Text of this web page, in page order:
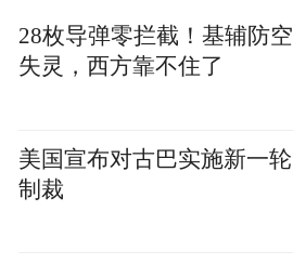
28枚导弹零拦截！基辅防空
失灵，西方靠不住了
美国宣布对古巴实施新一轮
制裁